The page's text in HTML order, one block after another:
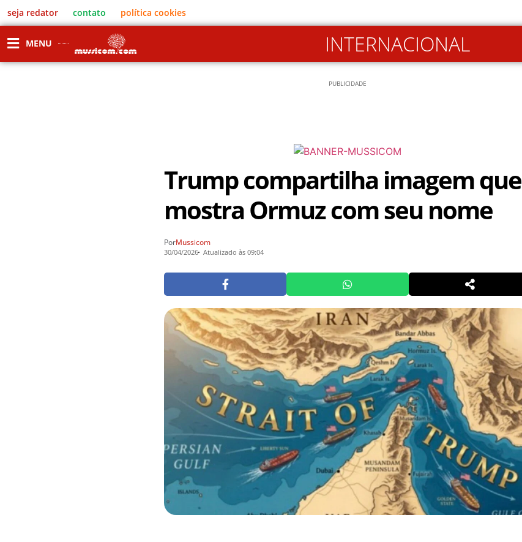
seja redator contato política cookies
MENU INTERNACIONAL
PUBLICIDADE
Trump compartilha imagem que
mostra Ormuz com seu nome
PorMussicom
30/04/2026 Atualizado às 09:04